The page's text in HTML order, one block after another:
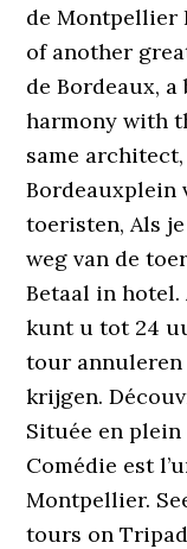
de Montpellier
of another
de Bordeaux,
harmony with
same
Bordeauxplein
toeristen, Als
weg van de
Betaal in
kunt u tot 24
tour
krijgen.
Située en
Comédie est
Montpellier.
tours on